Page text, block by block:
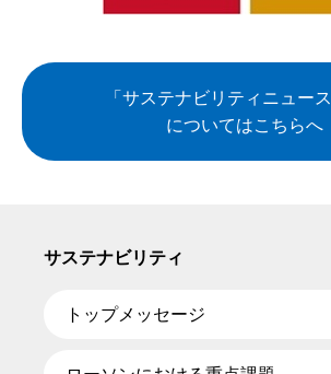
「サステナビリティニュース
についてはこちらへ
サステナビリティ
トップメッセージ